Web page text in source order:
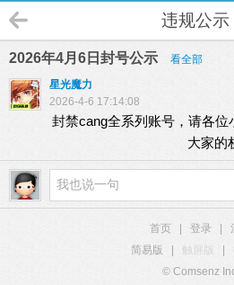
违规公示
2026年4月6日封号公示
看全部
星光魔力
2026-4-6 17:14:08
封禁cang全系列账号，请各
大家的
首页 登录
简易版
触屏版
© Comsenz